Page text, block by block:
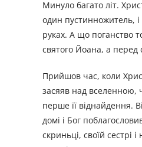
Минуло багато літ.
один пустинножитель,
руках. А що поганство
святого Йоана, а перед
Прийшов час, коли
засяяв над вселенною,
перше її віднайдення.
домі і Бог
скриньці, своїй сестрі